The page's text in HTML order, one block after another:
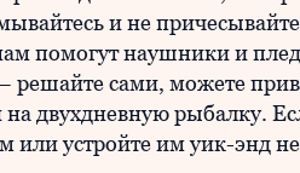
и не
помогут наушники и
решайте сами, можете
двухдневную рыбалку.
или устройте им уик-энд